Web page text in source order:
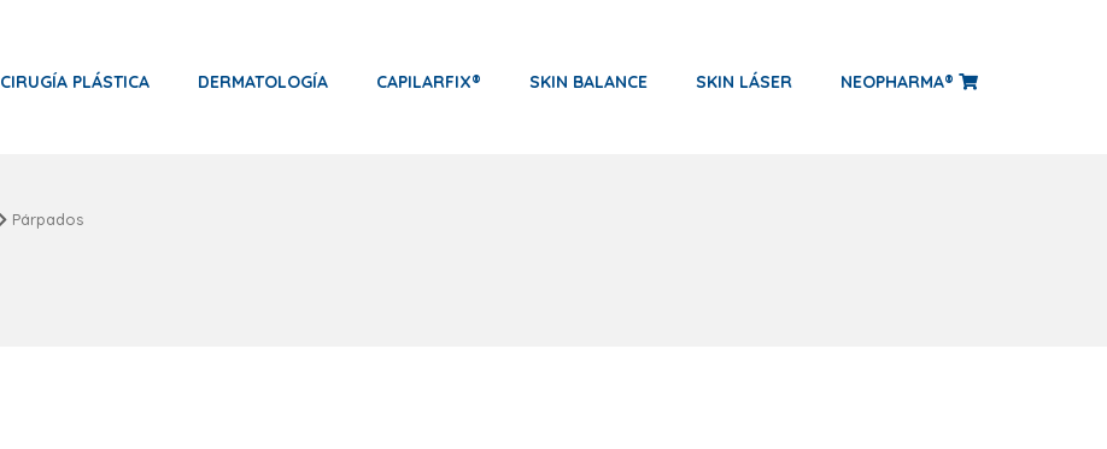
CIRUGÍA PLÁSTICA DERMATOLOGÍA CAPILARFIX® SKIN BALANCE SKIN LÁSER NEOPHARMA®
Párpados